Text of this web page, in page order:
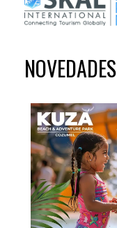
NOVEDADES